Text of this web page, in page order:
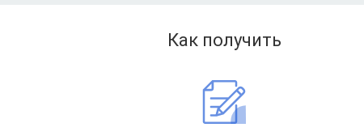
Как получить